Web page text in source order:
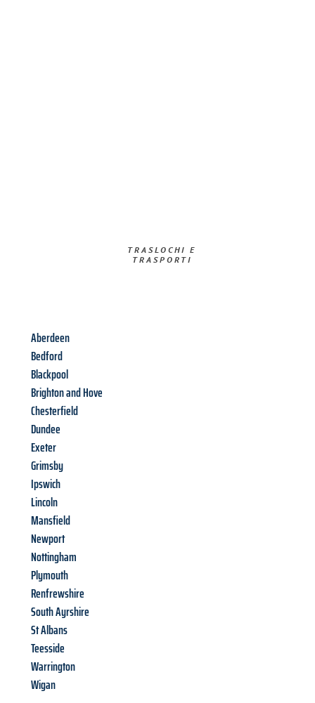
TRASLOCHI E
TRASPORTI​
Aberdeen
Bedford
Blackpool
Brighton and Hove
Chesterfield
Dundee
Exeter
Grimsby
Ipswich
Lincoln
Mansfield
Newport
Nottingham
Plymouth
Renfrewshire
South Ayrshire
St Albans
Teesside
Warrington
Wigan